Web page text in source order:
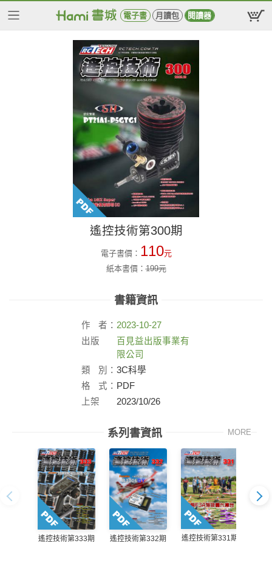
電子書 月讀包 閱讀器
遙控技術第300期
電子書價： 110元
紙本書價：199元
書籍資訊
作 者： 2023-10-27
出版
百見益出版事業有
限公司
類
別： 3C科學
格
式： PDF
上架
2023/10/26
系列書資訊 MORE
遙控技術第333期 遙控技術第332期 遙控技術第331期